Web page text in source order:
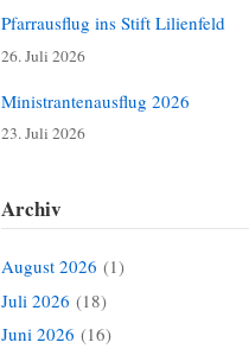
Pfarrausflug ins Stift Lilienfeld
26. Juli 2026
Ministrantenausflug 2026
23. Juli 2026
Archiv
August 2026 (1)
Juli 2026 (18)
Juni 2026 (16)